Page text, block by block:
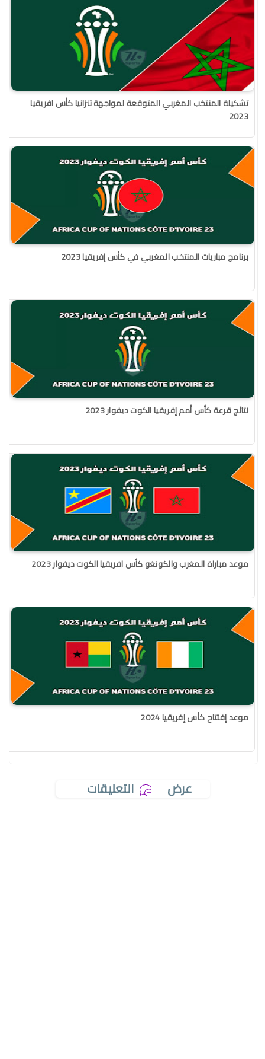
تشكيلة المنتخب المغربي المتوقعة لمواجهة تنزانيا كأس افريقيا
2023
برنامج مباريات المنتخب المغربي في كأس إفريقيا 2023
نتائج قرعة كأس أمم إفريقيا الكوت ديفوار 2023
موعد مباراة المغرب والكونغو كأس افريقيا الكوت ديفوار 2023
موعد إفتتاح كأس إفريقيا 2024
عرض التعليقات